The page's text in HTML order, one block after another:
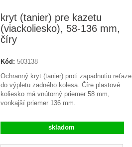
kryt (tanier) pre kazetu
(viackoliesko), 58-136 mm,
číry
Kód: 503138
Ochranný kryt (tanier) proti zapadnutiu reťaze
do výpletu zadného kolesa. Číre plastové
koliesko má vnútorný priemer 58 mm,
vonkajší priemer 136 mm.
skladom